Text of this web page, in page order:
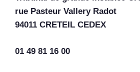
rue Pasteur Vallery Radot
94011 CRETEIL CEDEX
01 49 81 16 00